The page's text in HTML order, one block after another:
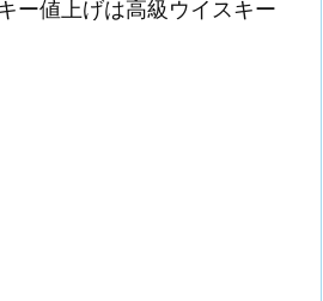
ー値上げは高級ウイスキー